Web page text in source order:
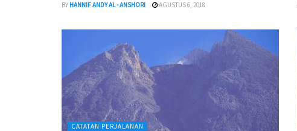
BY HANNIF ANDY AL - ANSHORI AGUSTUS 6, 2018
CATATAN PERJALANAN